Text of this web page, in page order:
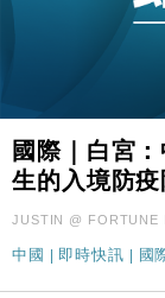
國際｜白宮
生的入境防疫
JUSTIN @ FORTUNE
中國 | 即時快訊 | 國